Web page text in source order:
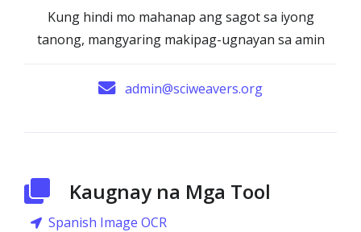
Kung hindi mo mahanap ang sagot sa iyong
tanong, mangyaring makipag-ugnayan sa amin
admin@sciweavers.org
Kaugnay na Mga Tool
Spanish Image OCR